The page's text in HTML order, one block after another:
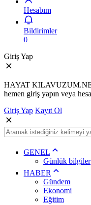
Hesabım
Bildirimler
0
Giriş Yap
HAYAT
hemen giriş yapın veya
Giriş Yap Kayıt Ol
GENEL
Günlük bilgiler
HABER
Gündem
Ekonomi
Eğitim